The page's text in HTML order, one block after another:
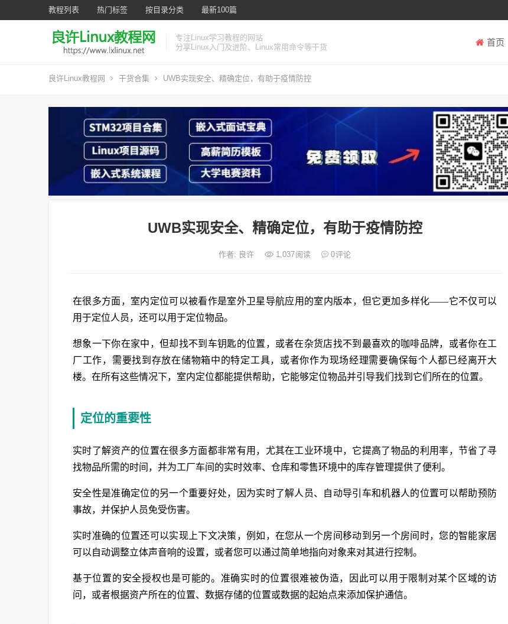
教程列表 热门标签 按目录分类 最新100篇
专注Linux学习教程的网站
分享Linux入门及进阶、Linux常用命令等干货
首页
良许Linux教程网 干货合集 UWB实现安全、精确定位，有助于疫情防控
UWB实现安全、精确定位，有助于疫情防控
作者: 良许 1,037阅读 0评论
在很多方面，室内定位可以被看作是室外卫星导航应用的室内版本，但它更加多样化——它不仅可以
用于定位人员，还可以用于定位物品。
想象一下你在家中，但却找不到车钥匙的位置，或者在杂货店找不到最喜欢的咖啡品牌，或者你在工
厂工作，需要找到存放在储物箱中的特定工具，或者你作为现场经理需要确保每个人都已经离开大
楼。在所有这些情况下，室内定位都能提供帮助，它能够定位物品并引导我们找到它们所在的位置。
定位的重要性
实时了解资产的位置在很多方面都非常有用，尤其在工业环境中，它提高了物品的利用率，节省了寻
找物品所需的时间，并为工厂车间的实时效率、仓库和零售环境中的库存管理提供了便利。
安全性是准确定位的另一个重要好处，因为实时了解人员、自动导引车和机器人的位置可以帮助预防
事故，并保护人员免受伤害。
实时准确的位置还可以实现上下文决策，例如，在您从一个房间移动到另一个房间时，您的智能家居
可以自动调整立体声音响的设置，或者您可以通过简单地指向对象来对其进行控制。
基于位置的安全授权也是可能的。准确实时的位置很难被伪造，因此可以用于限制对某个区域的访
问，或者根据资产所在的位置、数据存储的位置或数据的起始点来添加保护通信。